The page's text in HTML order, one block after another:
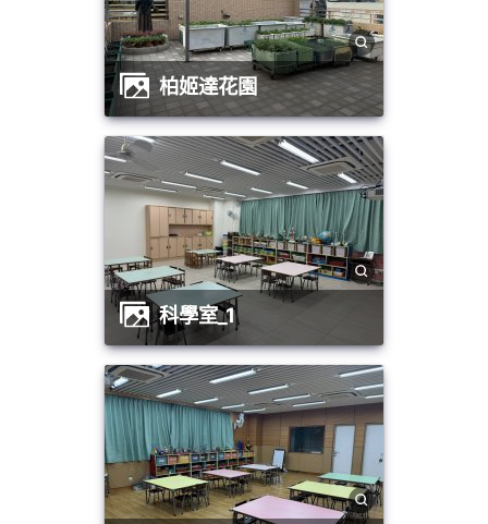
柏姬達花園
科學室_1